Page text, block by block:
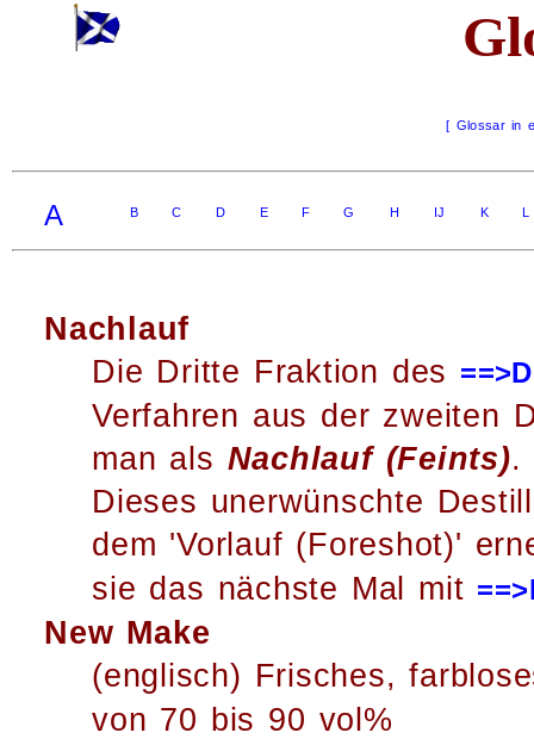
[ Glossar in
A B C D E F G H IJ K L
Nachlauf
Die Dritte Fraktion des
Verfahren aus der zweiten
man als Nachlauf (Feints).
Dieses unerwünschte
dem 'Vorlauf (Foreshot)'
sie das nächste Mal mit
New Make
(englisch) Frisches,
von 70 bis 90 vol%